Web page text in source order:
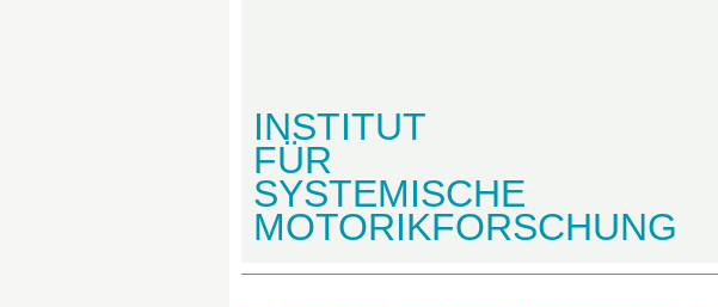
INSTITUT
FÜR
SYSTEMISCHE
MOTORIKFORSCHUNG